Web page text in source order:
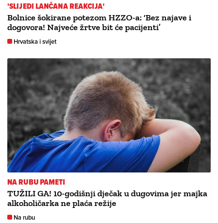
'SLIJEDI LANČANA REAKCIJA'
Bolnice šokirane potezom HZZO-a: ‘Bez najave i
dogovora! Najveće žrtve bit će pacijenti’
Hrvatska i svijet
NA RUBU PAMETI
TUŽILI GA! 10-godišnji dječak u dugovima jer majka
alkoholičarka ne plaća režije
Na rubu